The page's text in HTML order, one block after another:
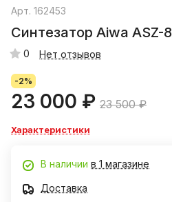
Арт. 162453
Синтезатор Aiwa ASZ-
0 Нет отзывов
-2%
23 000 ₽ 23 500 ₽
Характеристики
В наличии в 1 магазине
Доставка